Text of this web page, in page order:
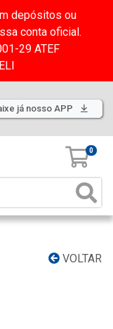
depósitos ou
conta oficial.
29 ATEF
já nosso APP
0
VOLTAR